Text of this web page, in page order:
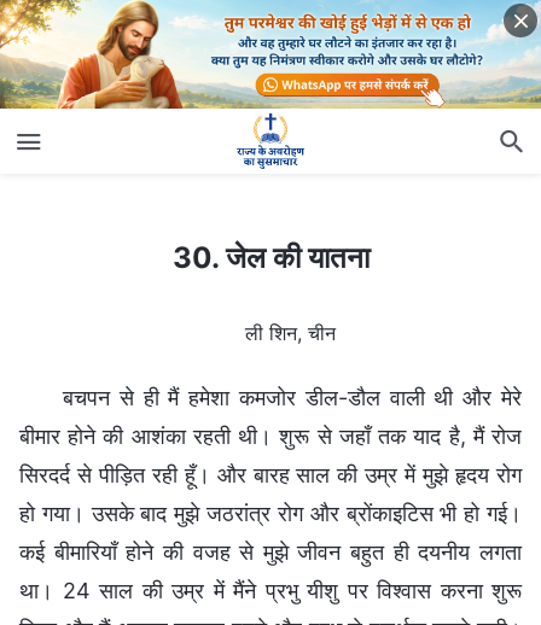
30. जेल की यातना
ली शिन, चीन
बचपन से ही मैं हमेशा कमजोर डील-डौल वाली थी और मेरे
बीमार होने की आशंका रहती थी। शुरू से जहाँ तक याद है, मैं रोज
सिरदर्द से पीड़ित रही हूँ। और बारह साल की उम्र में मुझे हृदय रोग
हो गया। उसके बाद मुझे जठरांत्र रोग और ब्रोंकाइटिस भी हो गई।
कई बीमारियाँ होने की वजह से मुझे जीवन बहुत ही दयनीय लगता
था। 24 साल की उम्र में मैंने प्रभु यीशु पर विश्वास करना शुरू